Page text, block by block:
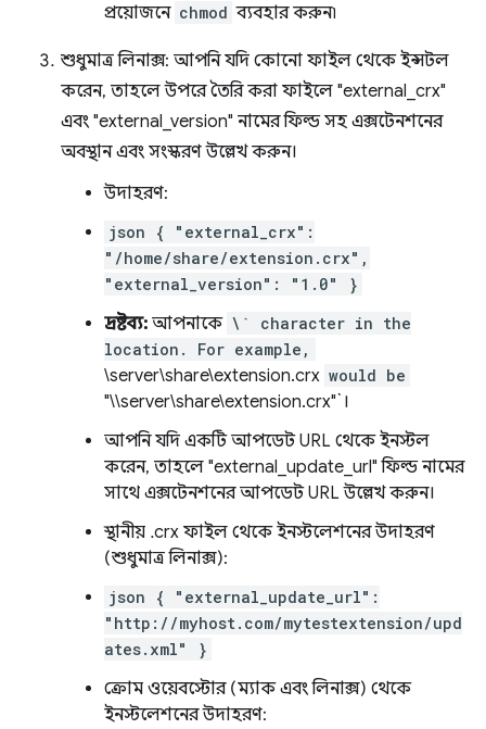
প্রয়োজনে chmod ব্যবহার করুন৷
শুধুমাত্র লিনাক্স: আপনি যদি কোনো ফাইল থেকে ইন্সটল
করেন, তাহলে উপরে তৈরি করা ফাইলে "external_crx"
এবং "external_version" নামের ফিল্ড সহ এক্সটেনশনের
অবস্থান এবং সংস্করণ উল্লেখ করুন।
উদাহরণ:
json { "external_crx":
"/home/share/extension.crx",
"external_version": "1.0" }
দ্রষ্টব্য: আপনাকে \` character in the
location. For example,
\server\share\extension.crx would be
"\\server\share\extension.crx"`।
আপনি যদি একটি আপডেট URL থেকে ইনস্টল
করেন, তাহলে "external_update_url" ফিল্ড নামের
সাথে এক্সটেনশনের আপডেট URL উল্লেখ করুন।
স্থানীয় .crx ফাইল থেকে ইনস্টলেশনের উদাহরণ
(শুধুমাত্র লিনাক্স):
json { "external_update_url":
"http://myhost.com/mytestextension/upd
ates.xml" }
ক্রোম ওয়েবস্টোর (ম্যাক এবং লিনাক্স) থেকে
ইনস্টলেশনের উদাহরণ: